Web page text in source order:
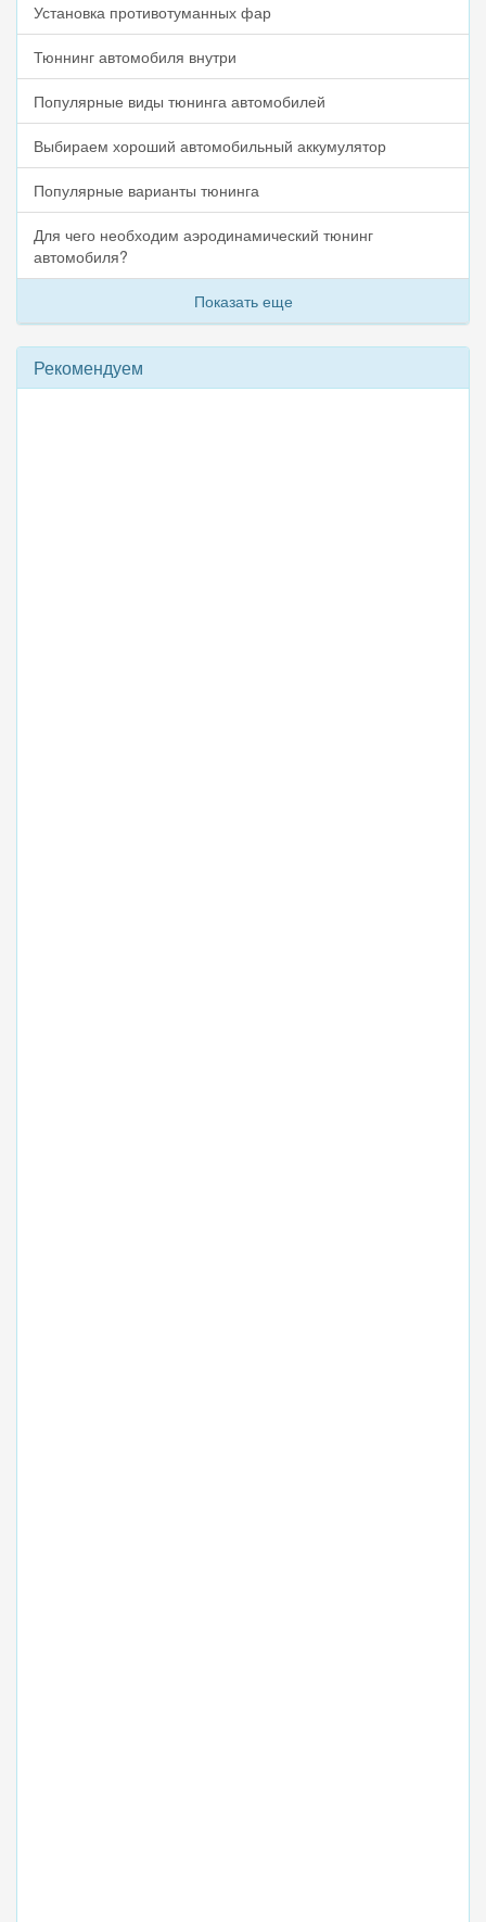
Установка противотуманных фар
Тюннинг автомобиля внутри
Популярные виды тюнинга автомобилей
Выбираем хороший автомобильный аккумулятор
Популярные варианты тюнинга
Для чего необходим аэродинамический тюнинг
автомобиля?
Показать еще
Рекомендуем